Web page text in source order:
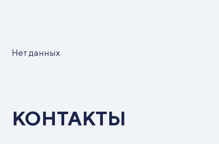
Нет данных
КОНТАКТЫ